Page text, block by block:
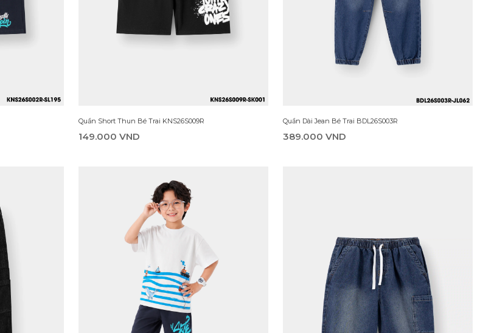
Quần Short Thun Bé Trai KNS26S009R
149.000 VND
Quần Dài Jean Bé Trai BDL26S003R
389.000 VND